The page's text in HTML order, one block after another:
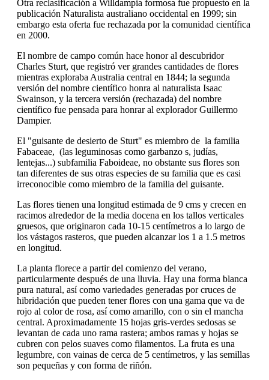
Otra reclasificación a Willdampia formosa fue propuesto en la
publicación Naturalista australiano occidental en 1999; sin
embargo esta oferta fue rechazada por la comunidad científica
en 2000.
El nombre de campo común hace honor al descubridor
Charles Sturt, que registró ver grandes cantidades de flores
mientras exploraba Australia central en 1844; la segunda
versión del nombre científico honra al naturalista Isaac
Swainson, y la tercera versión (rechazada) del nombre
científico fue pensada para honrar al explorador Guillermo
Dampier.
El "guisante de desierto de Sturt" es miembro de la familia
Fabaceae, (las leguminosas como garbanzo s, judías,
lentejas...) subfamilia Faboideae, no obstante sus flores son
tan diferentes de sus otras especies de su familia que es casi
irreconocible como miembro de la familia del guisante.
Las flores tienen una longitud estimada de 9 cms y crecen en
racimos alrededor de la media docena en los tallos verticales
gruesos, que originaron cada 10-15 centímetros a lo largo de
los vástagos rasteros, que pueden alcanzar los 1 a 1.5 metros
en longitud.
La planta florece a partir del comienzo del verano,
particularmente después de una lluvia. Hay una forma blanca
pura natural, así como variedades generadas por cruces de
hibridación que pueden tener flores con una gama que va de
rojo al color de rosa, así como amarillo, con o sin el mancha
central. Aproximadamente 15 hojas gris-verdes sedosas se
levantan de cada uno rama rastera; ambos ramas y hojas se
cubren con pelos suaves como filamentos. La fruta es una
legumbre, con vainas de cerca de 5 centímetros, y las semillas
son pequeñas y con forma de riñón.